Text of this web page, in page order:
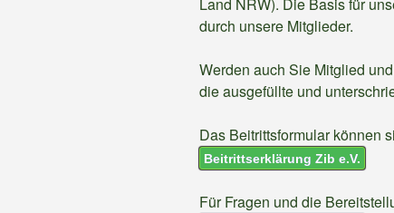
durch unsere Mitglieder.
Werden auch Sie Mitglied
die ausgefüllte und
Das Beitrittsformular können
Beitrittserklärung Zib e.V.
Für Fragen und die